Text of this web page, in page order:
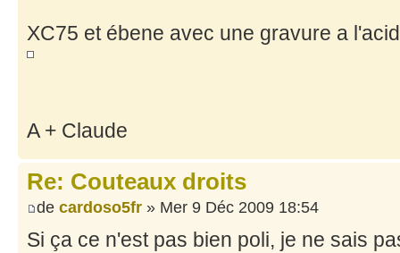
XC75 et ébene avec une gravure a
A + Claude
Re: Couteaux droits
de cardoso5fr » Mer 9 Déc 2009 18:54
Si ça ce n'est pas bien poli, je ne sais